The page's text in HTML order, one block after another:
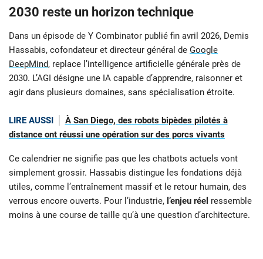
2030 reste un horizon technique
Dans un épisode de Y Combinator publié fin avril 2026, Demis
Hassabis, cofondateur et directeur général de Google
DeepMind, replace l’intelligence artificielle générale près de
2030. L’AGI désigne une IA capable d’apprendre, raisonner et
agir dans plusieurs domaines, sans spécialisation étroite.
LIRE AUSSI
À San Diego, des robots bipèdes pilotés à
distance ont réussi une opération sur des porcs vivants
Ce calendrier ne signifie pas que les chatbots actuels vont
simplement grossir. Hassabis distingue les fondations déjà
utiles, comme l’entraînement massif et le retour humain, des
verrous encore ouverts. Pour l’industrie, l’enjeu réel ressemble
moins à une course de taille qu’à une question d’architecture.